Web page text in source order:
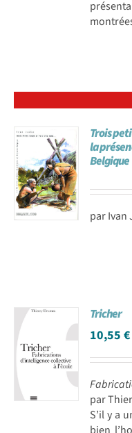
Trois
la
Belgique
par Ivan
Tricher
10,55€
par
S’il y a